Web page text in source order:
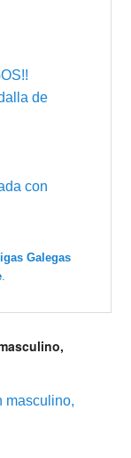
de
con
Galegas
masculino,